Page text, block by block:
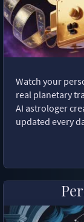
Watch your
real planetary
AI astrologer
updated every